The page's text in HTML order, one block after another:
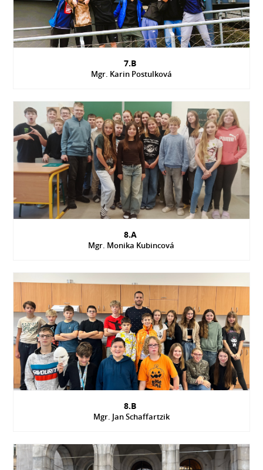
7.B
Mgr. Karin Postulková
8.A
Mgr. Monika Kubincová
8.B
Mgr. Jan Schaffartzik